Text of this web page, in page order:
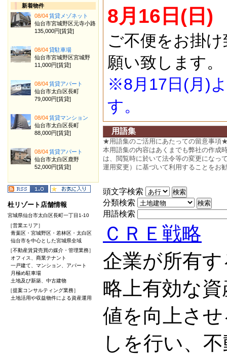
8月16日(日)
ご不便をお掛
願い致します。
※8月17日(月)
す。
用語集
★用語集のご活用にあたっての留意事項
本用語集の内容はあくまでも弊社の作成
は、閲覧時に於いて法令等の変更になっ
運用変更）に基づいて利用することをお
頭文字検索
分類検索
用語検索
ＣＲＥ戦略
企業が所有
略上有効な
値を向上さ
しを行い、
新着物件
08/04賃貸メゾネット
仙台市宮城野区元寺小路
135,000円[賃貸]
08/04貸駐車場
仙台市宮城野区宮城野
11,000円[賃貸]
08/04賃貸アパート
仙台市太白区長町
79,000円[賃貸]
08/04賃貸マンション
仙台市太白区長町
88,000円[賃貸]
08/04賃貸アパート
仙台市太白区鹿野
52,000円[賃貸]
杜リゾート店舗情報
宮城県仙台市太白区長町一丁目1-10
［営業エリア］
青葉区・宮城野区・若林区・太白区
仙台市を中心とした宮城県全域
［不動産賃貸売買の媒介・管理業務］
オフィス、商業テナント
一戸建て、マンション、アパート
月極め駐車場
土地及び新築、中古建物
［提案コンサルティング業務］
土地活用や収益物件による資産運用